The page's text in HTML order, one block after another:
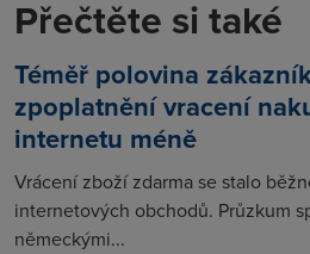
Přečtěte si také
Téměř polovina
zpoplatnění vracení
internetu méně
Vrácení zboží zdarma se stalo
internetových obchodů. Průzkum
německými...